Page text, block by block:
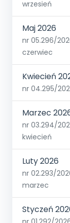
wrzesień
Maj 2026
nr 05.296/
czerwiec
Kwiecień
nr 04.295/
Marzec
nr 03.294/
kwiecień
Luty 2026
nr 02.293/
marzec
Styczeń